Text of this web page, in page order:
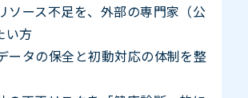
ソース不足を、外部の専門家（公
い方
ータの保全と初動対応の体制を整